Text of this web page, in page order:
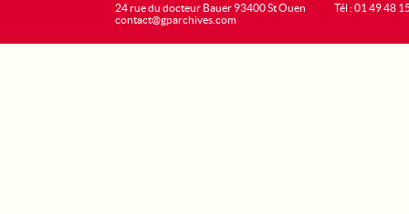
24 rue du docteur Bauer 93400 St Ouen
contact@gparchives.com
Tél : 01 49 48